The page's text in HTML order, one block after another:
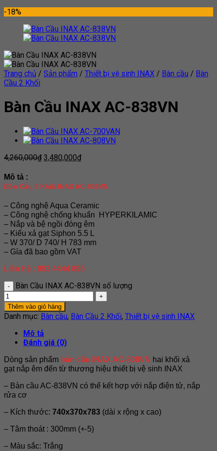
-18%
Trang chủ / Sản phẩm / Thiết bị vệ sinh INAX / Bàn cầu / Bàn
Cầu 2 Khối
Bàn Cầu INAX AC-838VN
4,260,000₫ 3,480,000₫
Mô tả :
Bồn Cầu 2 Khối INAX AC-838VN
– Công nghệ Aqua Ceramic
– Công nghệ chống khuẩn HYPERKILAMIC
– Nắp và bệ ngồi đóng êm
– Kiểu xả gạt Siphon 5.5 L
– W 370/ D 740/ H 783 mm
– Gía đã bao gồm VAT
Liên hệ : 093 4444 895
Bàn Cầu INAX AC-838VN số lượng
Thêm vào giỏ hàng
Danh mục: Bàn cầu, Bàn Cầu 2 Khối, Thiết bị vệ sinh INAX
Mô tả
Đánh giá (0)
Dòng sản phẩm bàn cầu INAX AC-838VN hai khối xả
gạt nắp êm đến từ thương hiệu thiết bị vệ sinh INAX
– Bàn cầu AC-838VN có thể kết hợp với nắp điện tử, nắp
rửa cơ
– Kích thước: 740x370x783 (dài x rộng x cao)
– Tâm thoát : 300mm (+-5)
– Màu sắc: Trắng